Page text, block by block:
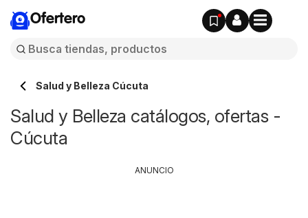
Ofertero
Salud y Belleza Cúcuta
Salud y Belleza catálogos, ofertas -
Cúcuta
ANUNCIO